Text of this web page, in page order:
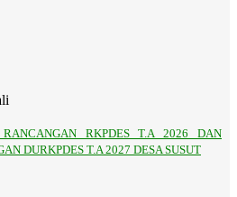
RANCANGAN RKPDES T.A 2026 DAN
DURKPDES T.A 2027 DESA SUSUT